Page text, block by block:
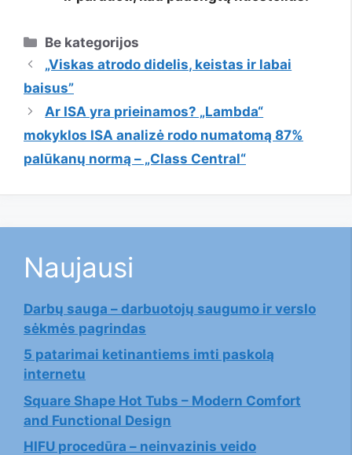
Kategorijos
Be kategorijos
„Viskas atrodo didelis, keistas ir labai
baisus”
Ar ISA yra prieinamos? „Lambda“
mokyklos ISA analizė rodo numatomą 87%
palūkanų normą – „Class Central“
Naujausi
Darbų sauga – darbuotojų saugumo ir verslo
sėkmės pagrindas
5 patarimai ketinantiems imti paskolą
internetu
Square Shape Hot Tubs – Modern Comfort
and Functional Design
HIFU procedūra – neinvazinis veido